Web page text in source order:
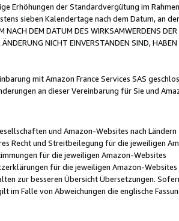
Erhöhungen der Standardvergütung im
sieben Kalendertage nach dem Datum, an
NACH DEM DATUM DES WIRKSAMWERDENS
NICHT EINVERSTANDEN SIND,
mit Amazon France Services SAS
an dieser Vereinbarung für Sie und
und Amazon-Websites nach Ländern
Recht und Streitbeilegung für die jeweiligen
für die jeweiligen Amazon-Websites
für die jeweiligen Amazon-Websites
zur besseren Übersicht Übersetzungen.
im Falle von Abweichungen die englische